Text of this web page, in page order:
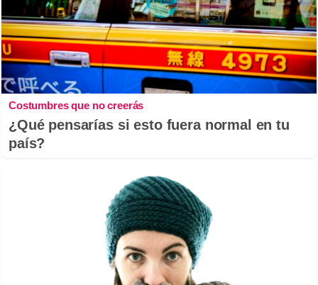
Costumbres que no creerás
¿Qué pensarías si esto fuera normal en tu
país?